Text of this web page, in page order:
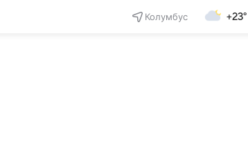
Колумбус +23°